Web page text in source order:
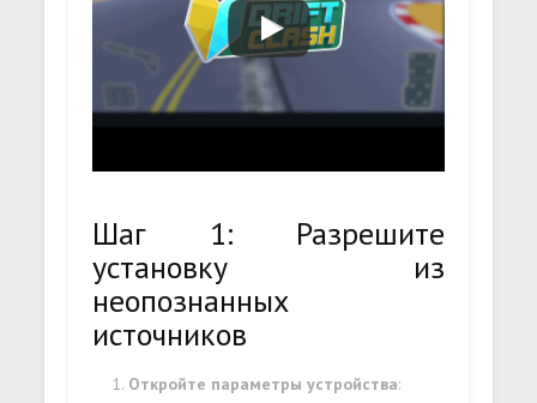
Шаг 1: Разрешите
установку из
неопознанных
источников
Откройте параметры устройства: